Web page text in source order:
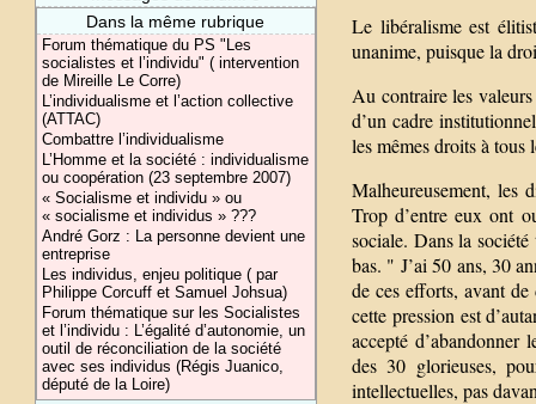
Dans la même rubrique
Forum thématique du PS "Les
socialistes et l’individu" ( intervention
de Mireille Le Corre)
L’individualisme et l’action collective
(ATTAC)
Combattre l’individualisme
L’Homme et la société : individualisme
ou coopération (23 septembre 2007)
« Socialisme et individu » ou
« socialisme et individus » ???
André Gorz : La personne devient une
entreprise
Les individus, enjeu politique ( par
Philippe Corcuff et Samuel Johsua)
Forum thématique sur les Socialistes
et l’individu : L’égalité d’autonomie, un
outil de réconciliation de la société
avec ses individus (Régis Juanico,
député de la Loire)
Le libéralisme est
unanime, puisque la
Au contraire les
d’un cadre
les mêmes droits à
Malheureusement, les
Trop d’entre eux ont
sociale. Dans la société
bas. " J’ai 50 ans, 30
de ces efforts, avant
cette pression est
accepté d’abandonner
des 30 glorieuses,
intellectuelles, pas